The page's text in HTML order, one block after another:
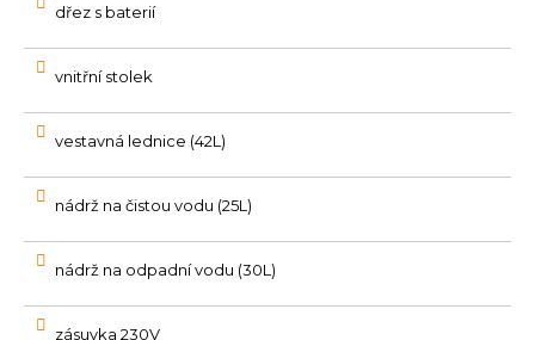
dřez s baterií
vnitřní stolek
vestavná lednice (42L)
nádrž na čistou vodu (25L)
nádrž na odpadní vodu (30L)
zásuvka 230V